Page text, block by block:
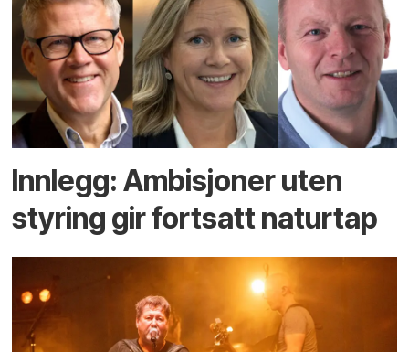
Innlegg: Ambisjoner uten
styring gir fortsatt naturtap